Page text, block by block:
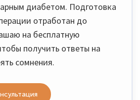
диабетом. Подготовка
отработан до
на бесплатную
получить ответы на
сомнения.